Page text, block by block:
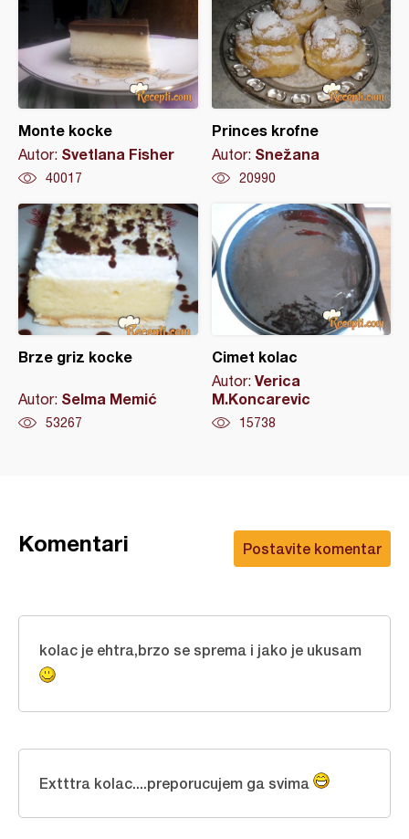
Monte kocke
Autor: Svetlana Fisher
40017
Princes krofne
Autor: Snežana
20990
Brze griz kocke
Autor: Selma Memić
53267
Cimet kolac
Autor: Verica
M.Koncarevic
15738
Postavite komentar
Komentari
kolac je ehtra,brzo se sprema i jako je ukusam
Extttra kolac....preporucujem ga svima